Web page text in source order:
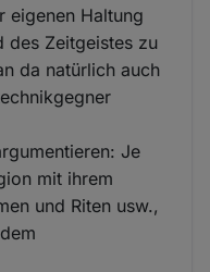
eigenen Haltung
des Zeitgeistes zu
da natürlich auch
Je
mit ihrem
und Riten usw.,